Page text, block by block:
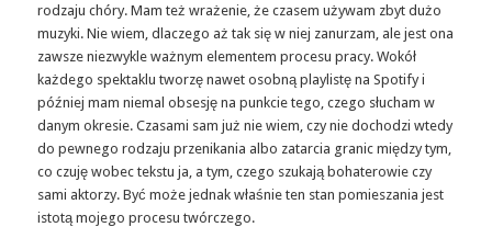
rodzaju chóry. Mam też wrażenie, że czasem używam zbyt dużo
muzyki. Nie wiem, dlaczego aż tak się w niej zanurzam, ale jest ona
zawsze niezwykle ważnym elementem procesu pracy. Wokół
każdego spektaklu tworzę nawet osobną playlistę na Spotify i
później mam niemal obsesję na punkcie tego, czego słucham w
danym okresie. Czasami sam już nie wiem, czy nie dochodzi wtedy
do pewnego rodzaju przenikania albo zatarcia granic między tym,
co czuję wobec tekstu ja, a tym, czego szukają bohaterowie czy
sami aktorzy. Być może jednak właśnie ten stan pomieszania jest
istotą mojego procesu twórczego.